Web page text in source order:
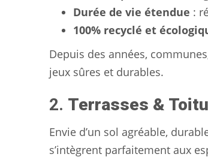
Durée de vie étendue :
100% recyclé et
Depuis des années,
jeux sûres et durables.
2. Terrasses &
Envie d’un sol agréable,
s’intègrent parfaitement aux